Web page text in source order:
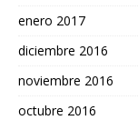
enero 2017
diciembre 2016
noviembre 2016
octubre 2016